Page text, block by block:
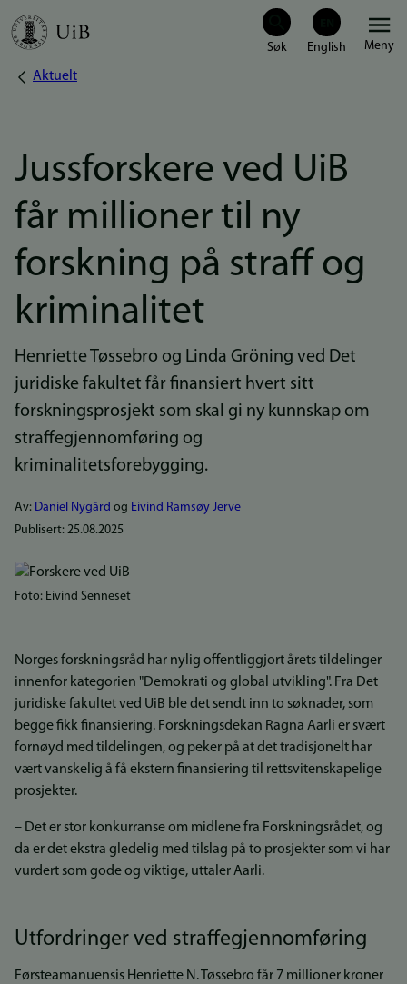
Hopp
Meny
Navigasjonssti
Aktuelt
Jussforskere ved UiB
får millioner til ny
forskning på straff og
kriminalitet
Henriette Tøssebro og Linda Gröning ved Det
juridiske fakultet får finansiert hvert sitt
forskningsprosjekt som skal gi ny kunnskap om
straffegjennomføring og
kriminalitetsforebygging.
Av: Daniel Nygård og Eivind Ramsøy Jerve
Publisert: 25.08.2025
Bilde
Foto: Eivind Senneset
Norges forskningsråd har nylig offentliggjort årets tildelinger
innenfor kategorien "Demokrati og global utvikling". Fra Det
juridiske fakultet ved UiB ble det sendt inn to søknader, som
begge fikk finansiering. Forskningsdekan Ragna Aarli er svært
fornøyd med tildelingen, og peker på at det tradisjonelt har
vært vanskelig å få ekstern finansiering til rettsvitenskapelige
prosjekter.
– Det er stor konkurranse om midlene fra Forskningsrådet, og
da er det ekstra gledelig med tilslag på to prosjekter som vi har
vurdert som gode og viktige, uttaler Aarli.
Utfordringer ved straffegjennomføring
Førsteamanuensis Henriette N. Tøssebro får 7 millioner kroner